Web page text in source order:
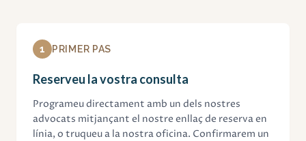
1 PRIMER PAS
Reserveu la vostra consulta
Programeu directament amb un dels nostres
advocats mitjançant el nostre enllaç de reserva en
línia, o truqueu a la nostra oficina. Confirmarem un